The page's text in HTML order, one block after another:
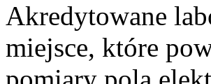
Akredytowane
miejsce, które